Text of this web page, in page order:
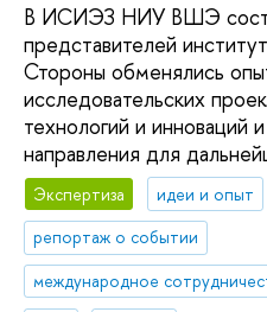
В ИСИЭЗ НИУ ВШЭ
представителей
Стороны обменялись
исследовательских
технологий и инноваций
направления для
Экспертиза
идеи и опыт
репортаж о событии
международное